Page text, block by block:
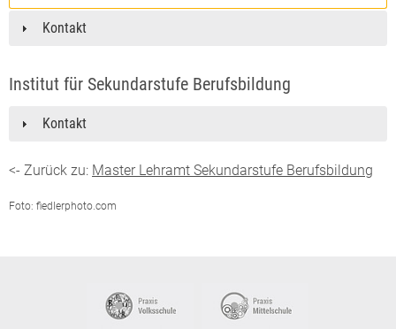
Kontakt
Institut für Sekundarstufe Berufsbildung
Kontakt
<- Zurück zu: Master Lehramt Sekundarstufe Berufsbildung
Foto: fiedlerphoto.com